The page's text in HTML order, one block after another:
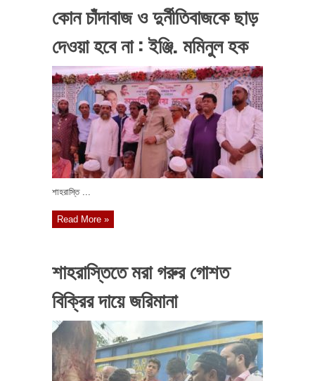
কোন চাঁদাবাজ ও দুর্নীতিবাজকে ছাড়
দেওয়া হবে না : ইঞ্জি. মমিনুল হক
শাহরাস্তি ...
Read More »
শাহরাস্তিতে মরা গরুর গোশত
বিক্রির দায়ে জরিমানা